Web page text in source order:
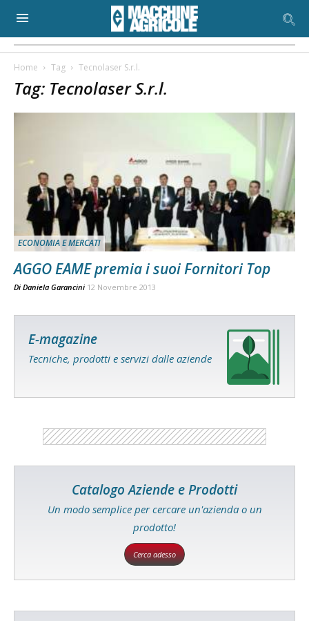
Home Tag Tecnolaser S.r.l.
Tag: Tecnolaser S.r.l.
ECONOMIA E MERCATI
AGGO EAME premia i suoi Fornitori Top
Di Daniela Garancini 12 Novembre 2013
E-magazine
Tecniche, prodotti e servizi dalle aziende
Catalogo Aziende e Prodotti
Un modo semplice per cercare un'azienda o un
prodotto!
Cerca adesso